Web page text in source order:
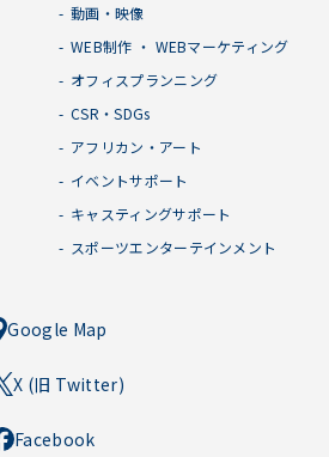
動画・映像
WEB制作 ・ WEBマーケティング
オフィスプランニング
CSR・SDGs
アフリカン・アート
イベントサポート
キャスティングサポート
スポーツエンターテインメント
Google Map
X (旧 Twitter)
Facebook